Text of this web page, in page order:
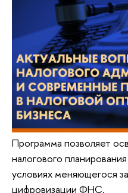
Программа позволяет
налогового
условиях меняющегося
цифровизации ФНС.